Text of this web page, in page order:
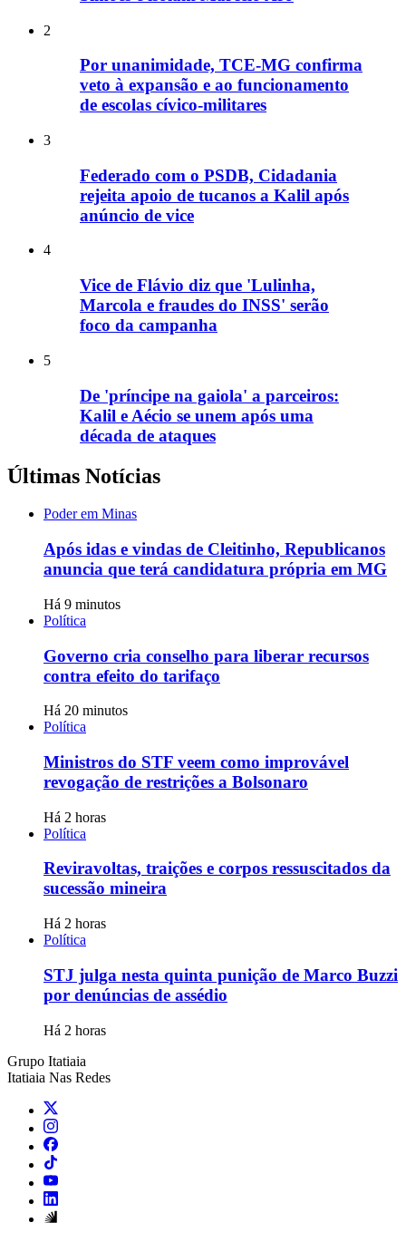
2
Por unanimidade, TCE-MG confirma
veto à expansão e ao funcionamento
de escolas cívico-militares
3
Federado com o PSDB, Cidadania
rejeita apoio de tucanos a Kalil após
anúncio de vice
4
Vice de Flávio diz que 'Lulinha,
Marcola e fraudes do INSS' serão
foco da campanha
5
De 'príncipe na gaiola' a parceiros:
Kalil e Aécio se unem após uma
década de ataques
Últimas Notícias
Poder em Minas
Após idas e vindas de Cleitinho, Republicanos
anuncia que terá candidatura própria em MG
Há 9 minutos
Política
Governo cria conselho para liberar recursos
contra efeito do tarifaço
Há 20 minutos
Política
Ministros do STF veem como improvável
revogação de restrições a Bolsonaro
Há 2 horas
Política
Reviravoltas, traições e corpos ressuscitados da
sucessão mineira
Há 2 horas
Política
STJ julga nesta quinta punição de Marco Buzzi
por denúncias de assédio
Há 2 horas
Grupo Itatiaia
Itatiaia Nas Redes